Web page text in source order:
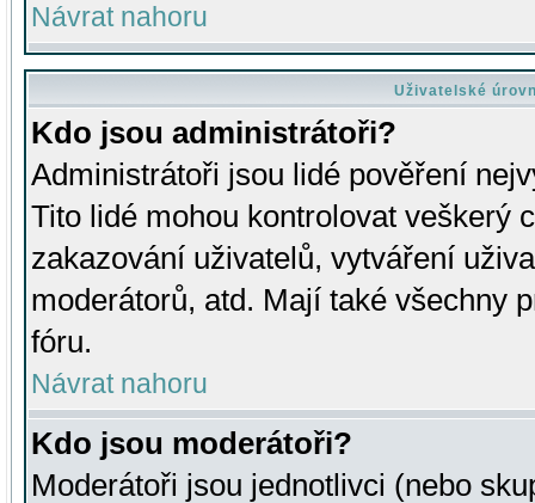
Návrat nahoru
Uživatelské
Kdo jsou administrátoři?
Administrátoři jsou lidé pověření
Tito lidé mohou kontrolovat veškerý
zakazování uživatelů, vytváření
moderátorů, atd. Mají také všechny
fóru.
Návrat nahoru
Kdo jsou moderátoři?
Moderátoři jsou jednotlivci (nebo